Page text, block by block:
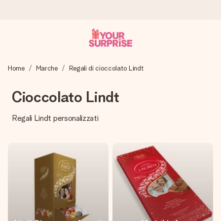
Prepariamo il tuo regalo con attenzione e lo spediamo in un
I nostri regali ispirano. I clienti ci valutano 4,7 su Google
Reviews.
Biglietto d'auguri gratuito
Realizza qualcosa di unico in pochi passi – con il suo nome,
Home Marche Regali di cioccolato Lindt
Cioccolato Lindt
Regali Lindt personalizzati